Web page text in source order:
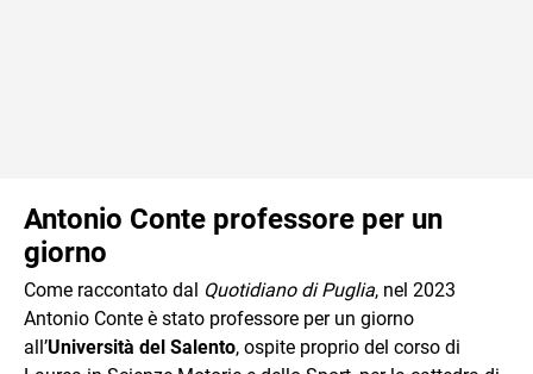
Antonio Conte professore per un
giorno
Come raccontato dal Quotidiano di Puglia, nel 2023
Antonio Conte è stato professore per un giorno
all’Università del Salento, ospite proprio del corso di